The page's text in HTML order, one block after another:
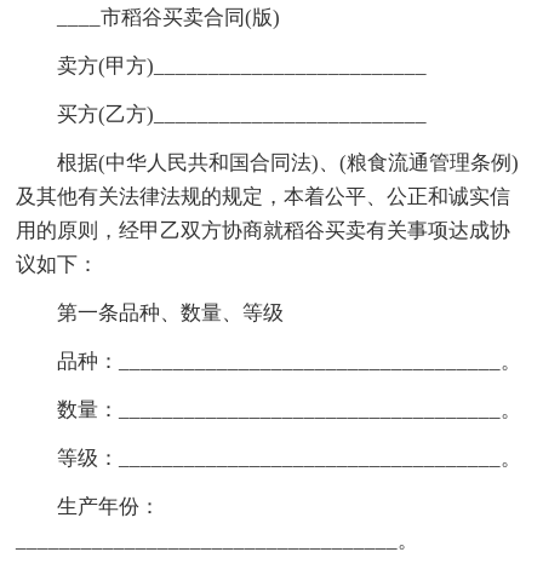
____市稻谷买卖合同(版)
卖方(甲方)_________________________
买方(乙方)_________________________
根据(中华人民共和国合同法)、(粮食流通管理条例)
及其他有关法律法规的规定，本着公平、公正和诚实信
用的原则，经甲乙双方协商就稻谷买卖有关事项达成协
议如下：
第一条品种、数量、等级
品种：___________________________________。
数量：___________________________________。
等级：___________________________________。
生产年份：
___________________________________。